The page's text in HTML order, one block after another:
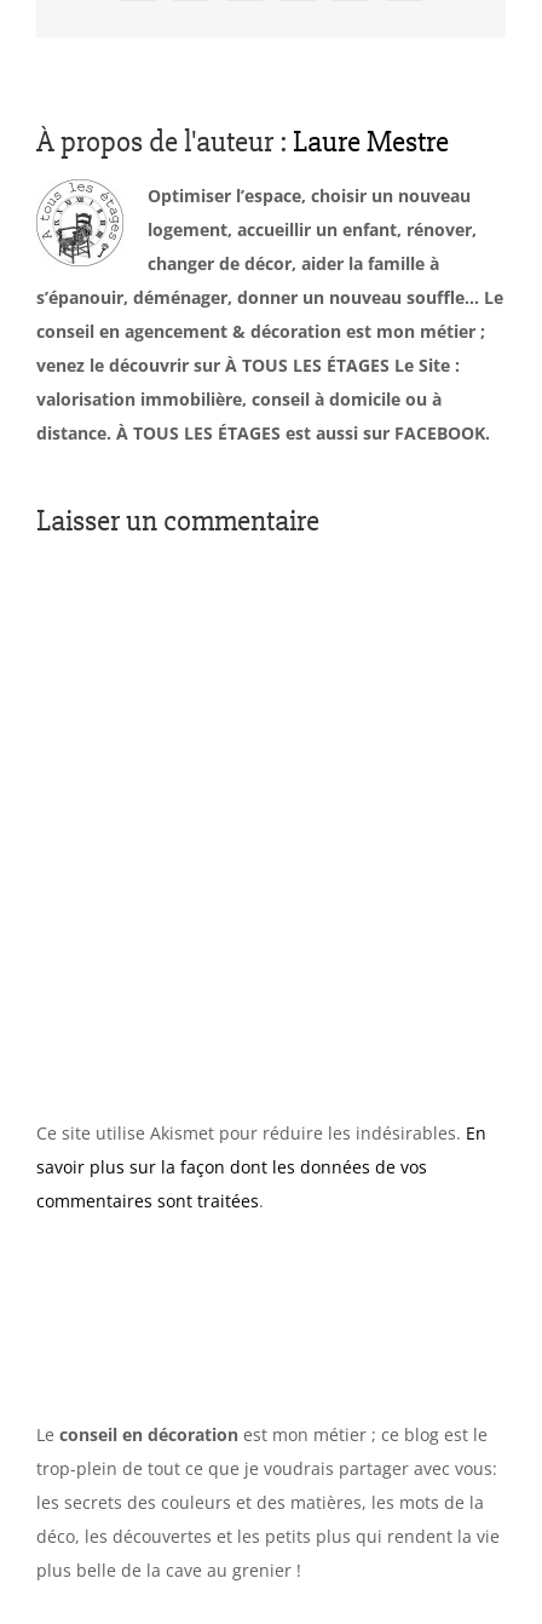
À propos de l'auteur : Laure Mestre
Optimiser l’espace, choisir un nouveau
logement, accueillir un enfant, rénover,
changer de décor, aider la famille à
s’épanouir, déménager, donner un nouveau souffle… Le
conseil en agencement & décoration est mon métier ;
venez le découvrir sur À TOUS LES ÉTAGES Le Site :
valorisation immobilière, conseil à domicile ou à
distance. À TOUS LES ÉTAGES est aussi sur FACEBOOK.
Laisser un commentaire
Ce site utilise Akismet pour réduire les indésirables. En
savoir plus sur la façon dont les données de vos
commentaires sont traitées.
Le conseil en décoration est mon métier ; ce blog est le
trop-plein de tout ce que je voudrais partager avec vous:
les secrets des couleurs et des matières, les mots de la
déco, les découvertes et les petits plus qui rendent la vie
plus belle de la cave au grenier !